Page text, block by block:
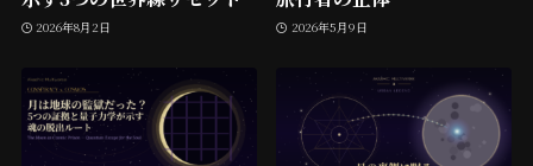
2026年8月2日 2026年5月9日